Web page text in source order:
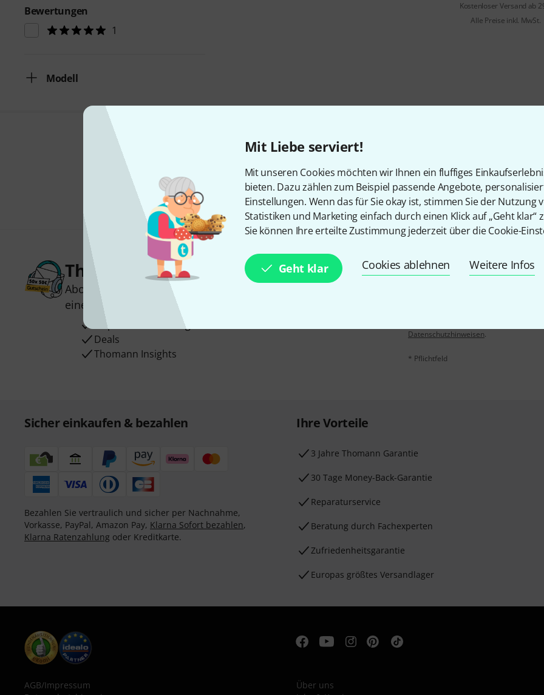
Mit Liebe serviert!
Mit unseren Cookies möchten wir Ihnen ein fluffiges
bieten. Dazu zählen zum Beispiel passende Angebote,
Einstellungen. Wenn das für Sie okay ist, stimmen Sie der Nutzung
Statistiken und Marketing einfach durch einen Klick auf „Geht klar“
Sie können Ihre erteilte Zustimmung jederzeit über die Cookie-
Geht klar Cookies ablehnen Weitere Infos
Bewertungen
1
Modell
Kostenloser Versand ab
Alle Preise inkl. MwSt.
Gefällt Ihnen, was Sie sehen?
Teilen Hilfe & Feedback
Thomann Newsletter
Abonniere den Thomann Newsletter und gewinne mit etwas Glück
einen von
50 Gutscheinen
Inspirierende Beiträge
Deals
Thomann Insights
Datenschutzhinweisen.
* Pflichtfeld
Sicher einkaufen & bezahlen
Bezahlen Sie vertraulich und sicher per Nachnahme,
Vorkasse, PayPal, Amazon Pay, Klarna Sofort bezahlen,
Klarna Ratenzahlung oder Kreditkarte.
Ihre Vorteile
3 Jahre Thomann Garantie
30 Tage Money-Back-Garantie
Reparaturservice
Beratung durch Fachexperten
Zufriedenheitsgarantie
Europas größtes Versandlager
AGB/Impressum
Über uns